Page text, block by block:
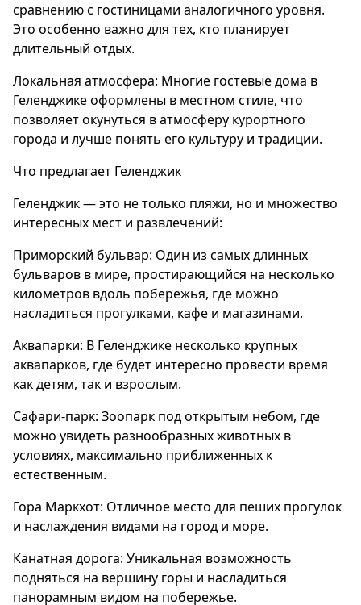
сравнению с гостиницами аналогичного уровня.
Это особенно важно для тех, кто планирует
длительный отдых.
Локальная атмосфера: Многие гостевые дома в
Геленджике оформлены в местном стиле, что
позволяет окунуться в атмосферу курортного
города и лучше понять его культуру и традиции.
Что предлагает Геленджик
Геленджик — это не только пляжи, но и множество
интересных мест и развлечений:
Приморский бульвар: Один из самых длинных
бульваров в мире, простирающийся на несколько
километров вдоль побережья, где можно
насладиться прогулками, кафе и магазинами.
Аквапарки: В Геленджике несколько крупных
аквапарков, где будет интересно провести время
как детям, так и взрослым.
Сафари-парк: Зоопарк под открытым небом, где
можно увидеть разнообразных животных в
условиях, максимально приближенных к
естественным.
Гора Маркхот: Отличное место для пеших прогулок
и наслаждения видами на город и море.
Канатная дорога: Уникальная возможность
подняться на вершину горы и насладиться
панорамным видом на побережье.